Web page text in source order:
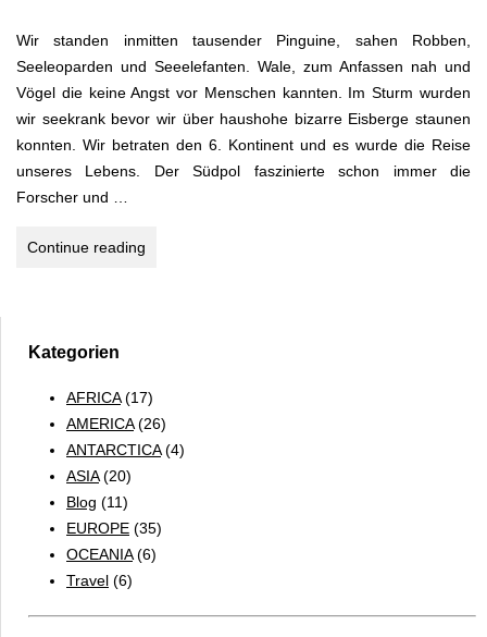
Wir standen inmitten tausender Pinguine, sahen Robben,
Seeleoparden und Seeelefanten. Wale, zum Anfassen nah und
Vögel die keine Angst vor Menschen kannten. Im Sturm wurden
wir seekrank bevor wir über haushohe bizarre Eisberge staunen
konnten. Wir betraten den 6. Kontinent und es wurde die Reise
unseres Lebens. Der Südpol faszinierte schon immer die
Forscher und …
Continue reading
Inseln
&
Antarktische
Kategorien
AFRICA(17)
AMERICA(26)
ANTARCTICA(4)
ASIA(20)
Blog (11)
EUROPE (35)
OCEANIA(6)
Travel (6)